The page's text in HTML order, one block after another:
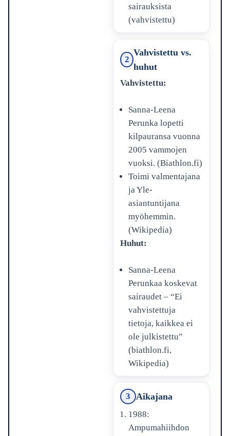
sairauksista
(vahvistettu)
2
Vahvistettu vs.
huhut
Vahvistettu:
Sanna-Leena
Perunka lopetti
kilpauransa vuonna
2005 vammojen
vuoksi. (Biathlon.fi)
Toimi valmentajana
ja Yle-
asiantuntijana
myöhemmin.
(Wikipedia)
Huhut:
Sanna-Leena
Perunkaa koskevat
sairaudet – “Ei
vahvistettuja
tietoja, kaikkea ei
ole julkistettu”
(biathlon.fi,
Wikipedia)
3 Aikajana
1988:
Ampumahiihdon